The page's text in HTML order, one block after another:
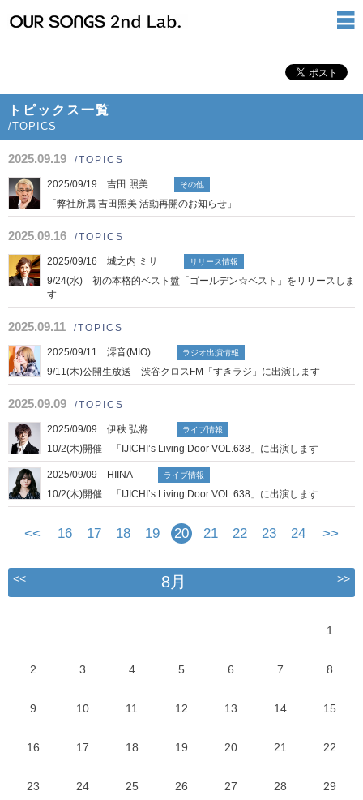
トピックス一覧
/TOPICS
2025.09.19 /TOPICS
2025/09/19 吉田 照美 その他
「弊社所属 吉田照美 活動再開のお知らせ」
2025.09.16 /TOPICS
2025/09/16 城之内 ミサ リリース情報
9/24(水) 初の本格的ベスト盤「ゴールデン☆ベスト」をリリースしま
す
2025.09.11 /TOPICS
2025/09/11 澪音(MIO) ラジオ出演情報
9/11(木)公開生放送 渋谷クロスFM「すきラジ」に出演します
2025.09.09 /TOPICS
2025/09/09 伊秩 弘将 ライブ情報
10/2(木)開催 「IJICHI’s Living Door VOL.638」に出演します
2025/09/09 HIINA ライブ情報
10/2(木)開催 「IJICHI’s Living Door VOL.638」に出演します
<< 16 17 18 19 20 21 22 23 24 >>
<< 8月 >>
1
2 3 4 5 6 7 8
9 10 11 12 13 14 15
16 17 18 19 20 21 22
23 24 25 26 27 28 29